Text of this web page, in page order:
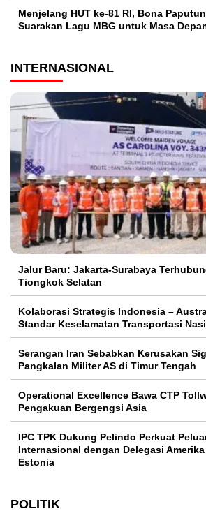
Menjelang HUT ke-81 RI, Bona
Suarakan Lagu MBG untuk Masa
INTERNASIONAL
Jalur Baru: Jakarta-Surabaya
Tiongkok Selatan
Kolaborasi Strategis Indonesia –
Standar Keselamatan Transportasi
Serangan Iran Sebabkan Kerusakan
Pangkalan Militer AS di Timur Tengah
Operational Excellence Bawa CTP
Pengakuan Bergengsi Asia
IPC TPK Dukung Pelindo Perkuat
Internasional dengan Delegasi
Estonia
POLITIK